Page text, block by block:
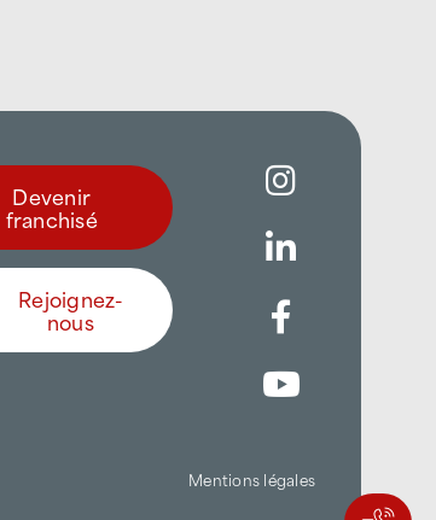
Devenir
franchisé
Rejoignez-
nous
Mentions légales